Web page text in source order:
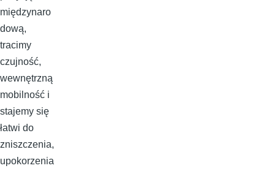
międzynaro
dową,
tracimy
czujność,
wewnętrzną
mobilność i
stajemy się
łatwi do
zniszczenia,
upokorzenia